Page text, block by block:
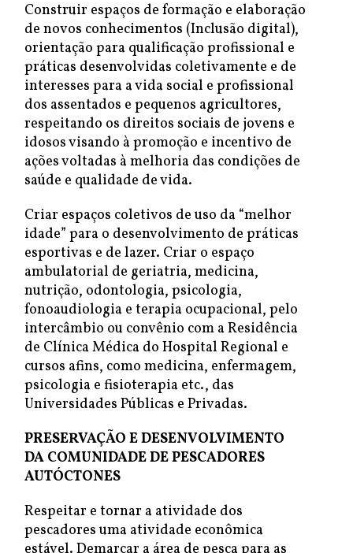
Construir espaços de formação e elaboração
de novos conhecimentos (Inclusão digital),
orientação para qualificação profissional e
práticas desenvolvidas coletivamente e de
interesses para a vida social e profissional
dos assentados e pequenos agricultores,
respeitando os direitos sociais de jovens e
idosos visando à promoção e incentivo de
ações voltadas à melhoria das condições de
saúde e qualidade de vida.
Criar espaços coletivos de uso da “melhor
idade” para o desenvolvimento de práticas
esportivas e de lazer. Criar o espaço
ambulatorial de geriatria, medicina,
nutrição, odontologia, psicologia,
fonoaudiologia e terapia ocupacional, pelo
intercâmbio ou convênio com a Residência
de Clínica Médica do Hospital Regional e
cursos afins, como medicina, enfermagem,
psicologia e fisioterapia etc., das
Universidades Públicas e Privadas.
PRESERVAÇÃO E DESENVOLVIMENTO
DA COMUNIDADE DE PESCADORES
AUTÓCTONES
Respeitar e tornar a atividade dos
pescadores uma atividade econômica